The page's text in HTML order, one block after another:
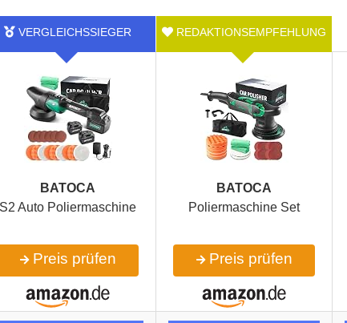
BATOCA BATOCA
S2 Auto Poliermaschine
Poliermaschine Set
Preis prüfen Preis prüfen